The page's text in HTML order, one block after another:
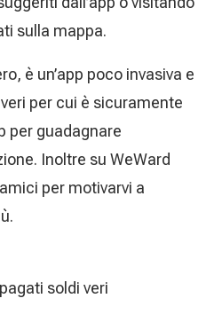
sulla mappa.
è un’app poco invasiva e
per cui è sicuramente
per guadagnare
Inoltre su WeWard
per motivarvi a
soldi veri